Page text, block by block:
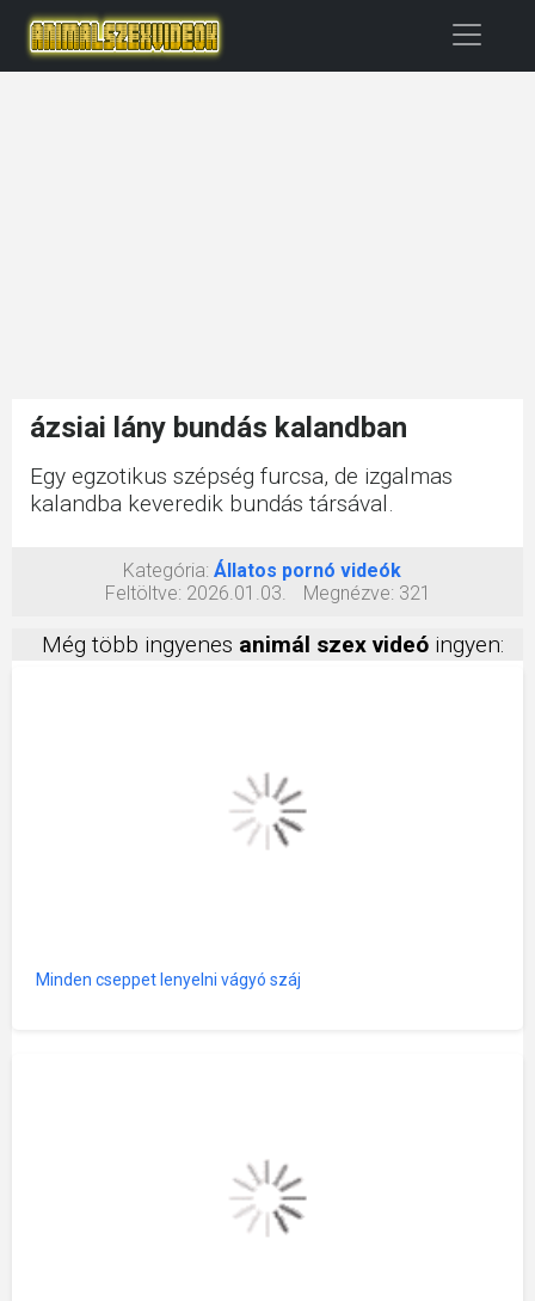
ázsiai lány bundás kalandban
Egy egzotikus szépség furcsa, de izgalmas
kalandba keveredik bundás társával.
Kategória: Állatos pornó videók
Feltöltve: 2026.01.03. Megnézve: 321
Még több ingyenes animál szex videóingyen:
Minden cseppet lenyelni vágyó száj